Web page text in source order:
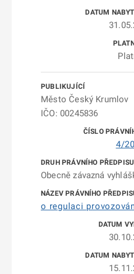
Město Český Krumlov
IČO: 00245836
4/
Obecně závazná
o regulaci